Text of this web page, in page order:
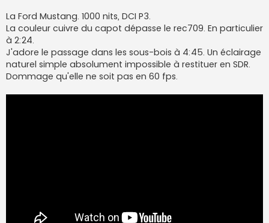
La Ford Mustang. 1000 nits, DCI P3.
La couleur cuivre du capot dépasse le rec709. En particulier
à 2:24.
J'adore le passage dans les sous-bois à 4:45. Un éclairage
naturel simple absolument impossible à restituer en SDR.
Dommage qu'elle ne soit pas en 60 fps.